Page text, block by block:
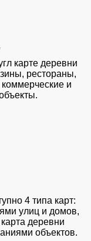
карте деревни
рестораны,
и
4 типа карт:
улиц и домов,
деревни
объектов.